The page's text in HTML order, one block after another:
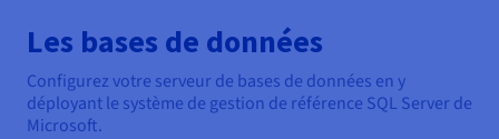
Les bases de données
Configurez votre serveur de bases de données en y
déployant le système de gestion de référence SQL Server de
Microsoft.